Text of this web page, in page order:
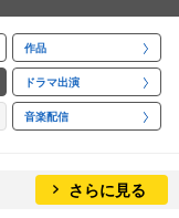
作品
ドラマ出演
音楽配信
さらに見る